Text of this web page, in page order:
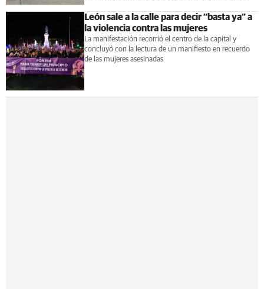
León sale a la calle para decir “basta ya” a
la violencia contra las mujeres
La manifestación recorrió el centro de la capital y
concluyó con la lectura de un manifiesto en recuerdo
de las mujeres asesinadas